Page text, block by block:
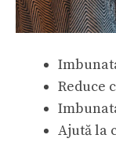
Reduce
Ajută la